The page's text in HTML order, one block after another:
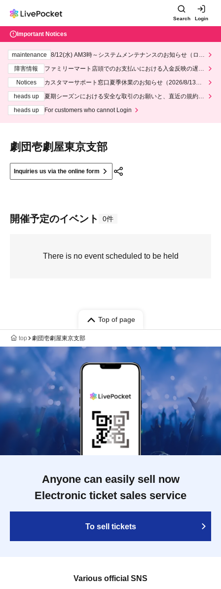
Search Login
Important Notices
maintenance
8/12(水) AM3時～システムメンテナンスのお知らせ（ロー
障害情報
ファミリーマート店頭でのお支払いにおける入金反映の遅延
Notices
カスタマーサポート窓口夏季休業のお知らせ（2026/8/13～2
heads up
夏期シーズンにおける安全な取引のお願いと、直近の規約違
heads up
For customers who cannot Login
劇団壱劇屋東京支部
Inquiries us via the online form
開催予定のイベント 0件
There is no event scheduled to be held
Top of page
top 劇団壱劇屋東京支部
Anyone can easily sell now
Electronic ticket sales service
To sell tickets
Various official SNS